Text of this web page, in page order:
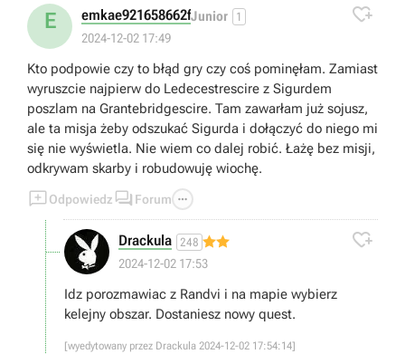
E emkae921658662fJunior 1
2024-12-02 17:49

Kto podpowie czy to błąd gry czy coś pominęłam. Zamiast
wyruszcie najpierw do Ledecestrescire z Sigurdem
poszlam na Grantebridgescire. Tam zawarłam już sojusz,
ale ta misja żeby odszukać Sigurda i dołączyć do niego mi
się nie wyświetla. Nie wiem co dalej robić. Łażę bez misji,
odkrywam skarby i robudowuję wiochę.
Odpowiedz  Forum 
Drackula 248
2024-12-02 17:53

Idz porozmawiac z Randvi i na mapie wybierz
kelejny obszar. Dostaniesz nowy quest.
[wyedytowany przez Drackula 2024-12-02 17:54:14]